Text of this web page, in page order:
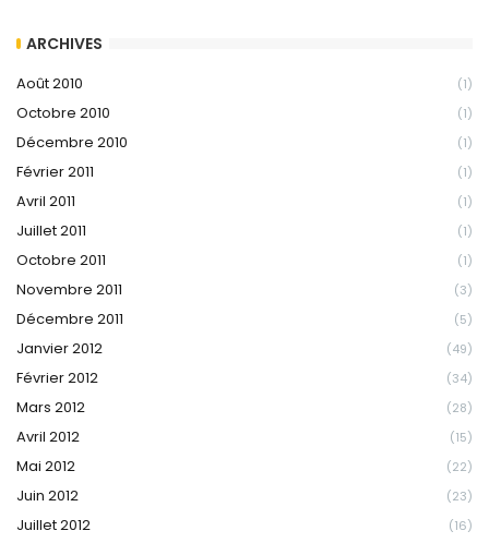
ARCHIVES
Août 2010 (1)
Octobre 2010 (1)
Décembre 2010 (1)
Février 2011 (1)
Avril 2011 (1)
Juillet 2011 (1)
Octobre 2011 (1)
Novembre 2011 (3)
Décembre 2011 (5)
Janvier 2012 (49)
Février 2012 (34)
Mars 2012 (28)
Avril 2012 (15)
Mai 2012 (22)
Juin 2012 (23)
Juillet 2012 (16)